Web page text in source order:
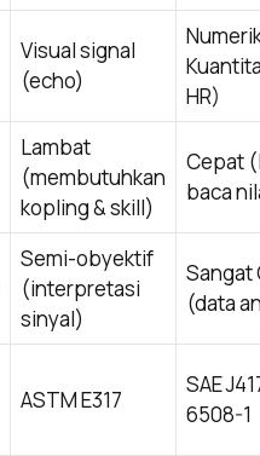
Visual signal
(echo)
HR)
Lambat
(membutuhkan
kopling & skill)
Cepat
baca
Semi-obyektif
(interpretasi
sinyal)
Sangat
(data
ASTM E317
SAE
6508-1